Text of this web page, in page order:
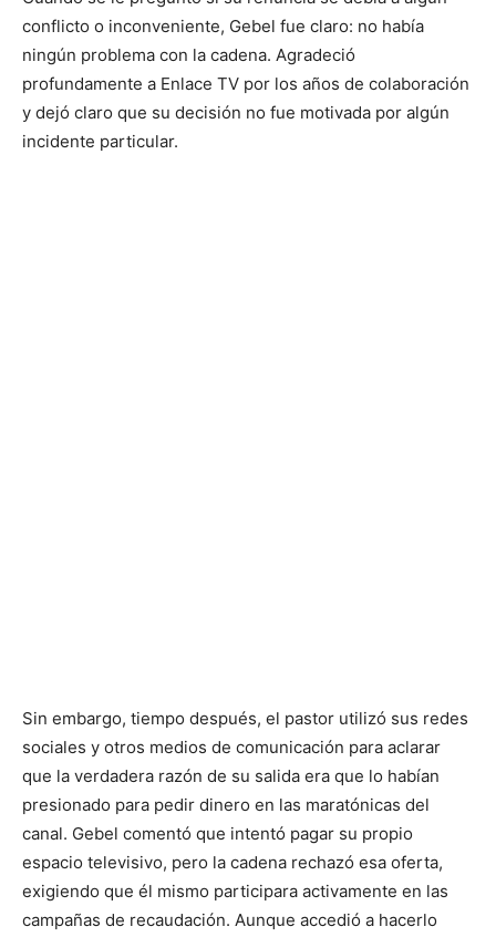
conflicto o inconveniente, Gebel fue claro: no había
ningún problema con la cadena. Agradeció
profundamente a Enlace TV por los años de colaboración
y dejó claro que su decisión no fue motivada por algún
incidente particular.
Sin embargo, tiempo después, el pastor utilizó sus redes
sociales y otros medios de comunicación para aclarar
que la verdadera razón de su salida era que lo habían
presionado para pedir dinero en las maratónicas del
canal. Gebel comentó que intentó pagar su propio
espacio televisivo, pero la cadena rechazó esa oferta,
exigiendo que él mismo participara activamente en las
campañas de recaudación. Aunque accedió a hacerlo